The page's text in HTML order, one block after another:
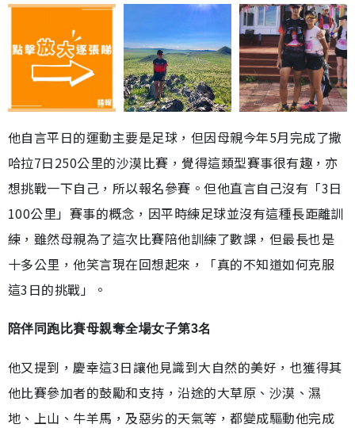
他自言平日的運動主要是足球，但因母親今年5月完成了撒
哈拉7日250公里的沙漠比賽，覺得這類型賽事很有趣，亦
想挑戰一下自己，所以報名參賽。但他直言自己沒有「3日
100公里」賽事的概念，因平時練足球並沒有這種長距離訓
練，雖然母親為了這次比賽陪他訓練了數課，但最長也是
十多公里，他笑言現在回想起來，「真的不知道如何克服
這3日的挑戰」。
陪伴同跑比賽母親奪全場女子第3名
他又提到，慶幸這3日讓他見識到大自然的美好，也獲得其
他比賽參加者的鼓勵和支持，沿途的大草原、沙漠、濕
地、上山、牛羊馬，及惡劣的天氣等，都變成驅動他完成